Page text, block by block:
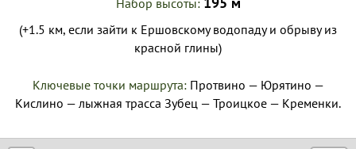
Набор высоты
(+1.5 км, если зайти к Ершовскому водопаду и обрыву из
красной глины)
Ключевые точки маршрута: Протвино — Юрятино —
Кислино — лыжная трасса Зубец — Троицкое — Кременки.